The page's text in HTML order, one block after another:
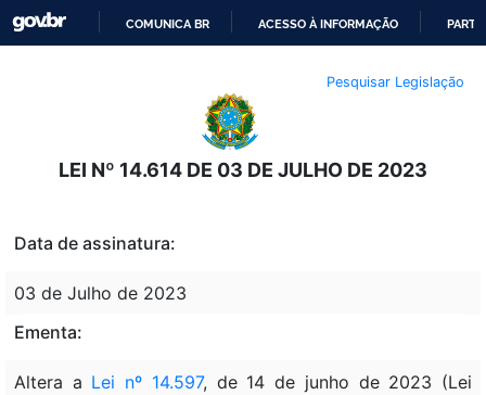
O
CONTEÚDO
COMUNICA BR ACESSO À INFORMAÇÃO
Pesquisar Legislação
LEI Nº 14.614 DE 03 DE JULHO DE 2023
Data de assinatura:
03 de Julho de 2023
Ementa:
Altera a Lei nº 14.597, de 14 de junho de 2023 (Lei